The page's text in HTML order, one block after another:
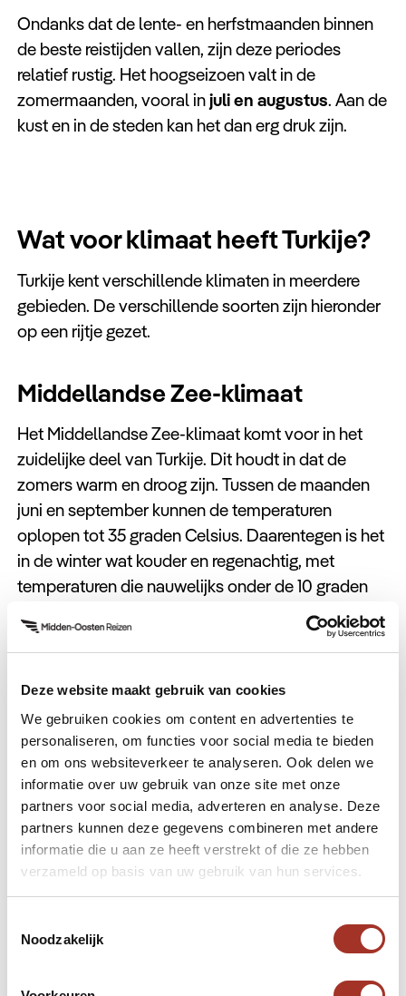
Deze website maakt gebruik van cookies
We gebruiken cookies om content en advertenties te
personaliseren, om functies voor social media te bieden
en om ons websiteverkeer te analyseren. Ook delen we
informatie over uw gebruik van onze site met onze
partners voor social media, adverteren en analyse. Deze
partners kunnen deze gegevens combineren met andere
informatie die u aan ze heeft verstrekt of die ze hebben
verzameld op basis van uw gebruik van hun services.
Noodzakelijk
Ondanks dat de lente- en herfstmaanden binnen
de beste reistijden vallen, zijn deze periodes
relatief rustig. Het hoogseizoen valt in de
zomermaanden, vooral injuli en augustus. Aan de
kust en in de steden kan het dan erg druk zijn.
Wat voor klimaat heeft Turkije?
Turkije kent verschillende klimaten in meerdere
gebieden. De verschillende soorten zijn hieronder
op een rijtje gezet.
Middellandse Zee-klimaat
Het Middellandse Zee-klimaat komt voor in het
zuidelijke deel van Turkije. Dit houdt in dat de
zomers warm en droog zijn. Tussen de maanden
juni en september kunnen de temperaturen
oplopen tot 35 graden Celsius. Daarentegen is het
in de winter wat kouder en regenachtig, met
temperaturen die nauwelijks onder de 10 graden
Celsius dalen. Daarnaast ligt in het zuiden aan de
kust de plaats Antalya, waar het klimaat
reden is deze plaats erg populair onder de
toeristen.
Weer en klimaat centrale deel
Turkije
Een Anatolische hoogvlakte-klimaat komt voor in
het centrale deel van Turkije, waar de hoofdstad
Ankara ligt. In dit deel van het land zijn de zomers
droog, met temperaturen die oplopen tot 35
graden Celsius. Daarentegen zijn de winters erg